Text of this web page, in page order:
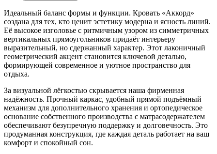
Идеальный баланс формы и функции. Кровать «Аккорд»
создана для тех, кто ценит эстетику модерна и ясность линий.
Её высокое изголовье с ритмичным узором из симметричных
вертикальных прямоугольников придаёт интерьеру
выразительный, но сдержанный характер. Этот лаконичный
геометрический акцент становится ключевой деталью,
формирующей современное и уютное пространство для
отдыха.
За визуальной лёгкостью скрывается наша фирменная
надёжность. Прочный каркас, удобный прямой подъёмный
механизм для дополнительного хранения и ортопедическое
основание собственного производства с матрасодержателем
обеспечивают безупречную поддержку и долговечность. Это
продуманная конструкция, где каждая деталь работает на ваш
комфорт и спокойный сон.